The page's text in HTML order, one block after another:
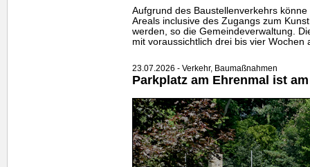
Aufgrund des Baustellenverkehrs
Areals inclusive des Zugangs zum
werden, so die Gemeindeverwaltung.
mit voraussichtlich drei bis vier Wochen
23.07.2026 - Verkehr, Baumaßnahmen
Parkplatz am Ehrenmal ist